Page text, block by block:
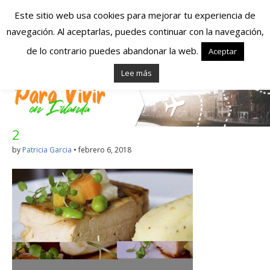
Españoles en
Irlanda – Vivir en
Irlanda – Trabajo
en Irlanda –
Alojamiento en
Irlanda
Blog dedicado a los que viven, estudian y trabajan en
Irlanda!
2
by Patricia Garcia •febrero 6, 2018
Este sitio web usa cookies para mejorar tu experiencia de
navegación. Al aceptarlas, puedes continuar con la navegación,
de lo contrario puedes abandonar la web.
Aceptar
Lee más